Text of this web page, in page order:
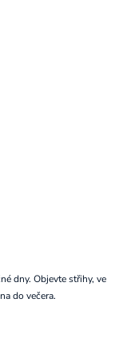
dny. Objevte střihy, ve
do večera.